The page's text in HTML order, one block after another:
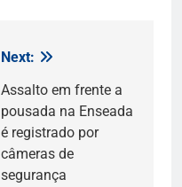
Next:
Assalto em frente a
pousada na Enseada
é registrado por
câmeras de
segurança